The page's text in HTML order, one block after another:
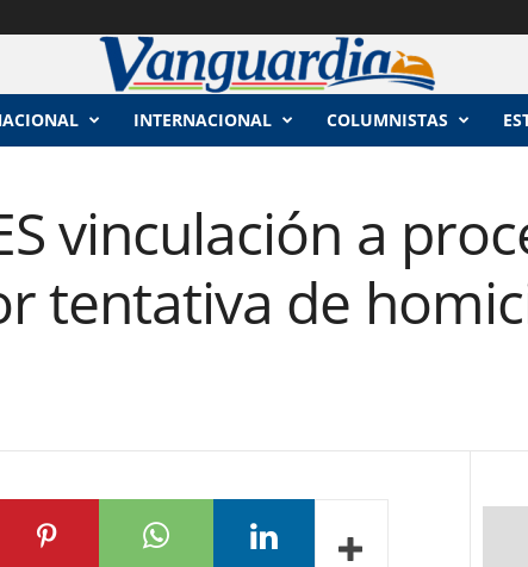
INTERNACIONAL COLUMNISTAS
vinculación a
tentativa de